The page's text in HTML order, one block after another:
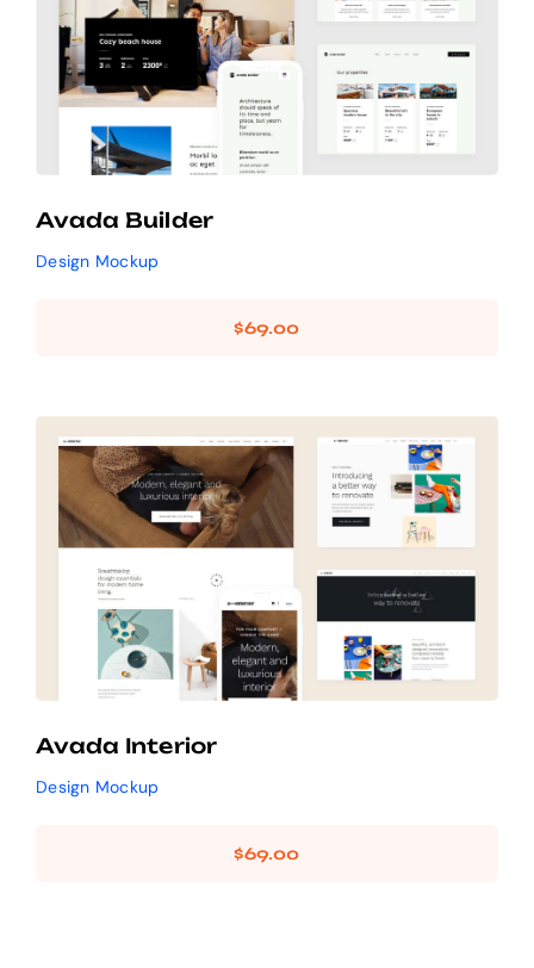
Avada Builder
Design Mockup
Avada Builder
Design Mockup
$69.00
Avada Interior
Design Mockup
Avada Interior
Design Mockup
$69.00